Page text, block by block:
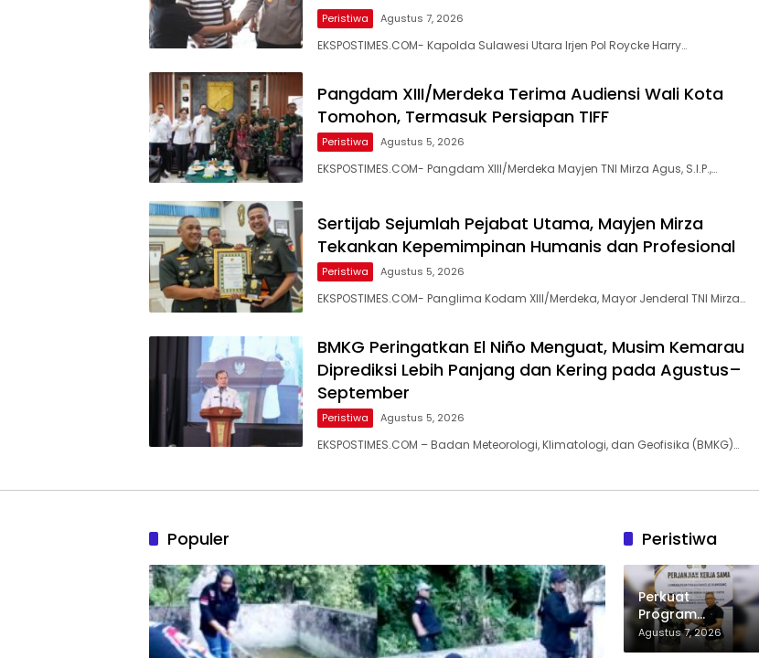
Peristiwa Agustus 7, 2026
EKSPOSTIMES.COM- Kapolda Sulawesi Utara Irjen Pol Roycke Harry…
Pangdam XIII/Merdeka Terima Audiensi Wali Kota
Tomohon, Termasuk Persiapan TIFF
Peristiwa Agustus 5, 2026
EKSPOSTIMES.COM- Pangdam XIII/Merdeka Mayjen TNI Mirza Agus, S.I.P.,…
Sertijab Sejumlah Pejabat Utama, Mayjen Mirza
Tekankan Kepemimpinan Humanis dan Profesional
Peristiwa Agustus 5, 2026
EKSPOSTIMES.COM- Panglima Kodam XIII/Merdeka, Mayor Jenderal TNI Mirza…
BMKG Peringatkan El Niño Menguat, Musim Kemarau
Diprediksi Lebih Panjang dan Kering pada Agustus–
September
Peristiwa Agustus 5, 2026
EKSPOSTIMES.COM – Badan Meteorologi, Klimatologi, dan Geofisika (BMKG)…
Populer Peristiwa
Perkuat
Program
Bantuan Hukum
dan Edukasi
Agustus 7, 2026